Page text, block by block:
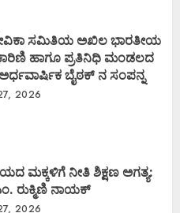
ಸೇವಿಕಾ ಸಮಿತಿಯ ಅಖಿಲ ಭಾರತೀಯ
ಹಾಗೂ ಪ್ರತಿನಿಧಿ ಮಂಡಲದ
ಬೈಠಕ್ ನ ಸಂಪನ್ನ
2026
ಮಕ್ಕಳಿಗೆ ನೀತಿ ಶಿಕ್ಷಣ ಅಗತ್ಯ:
ರುಕ್ಮಿಣಿ ನಾಯಕ್
2026